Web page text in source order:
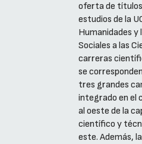
oferta de
estudios de la
Humanidades y
Sociales a las
carreras
se
tres grandes
integrado en el
al oeste de la
científico y
este. Además,